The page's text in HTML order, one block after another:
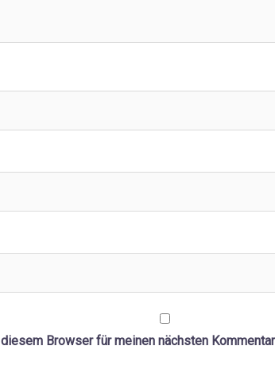
Browser für meinen nächsten